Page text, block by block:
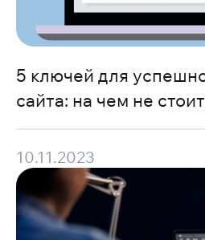
5 ключей для
сайта: на чем не
10.11.2023